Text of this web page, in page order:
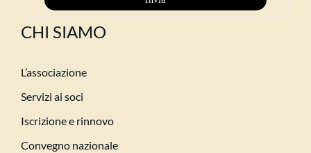
CHI SIAMO
L’associazione
Servizi ai soci
Iscrizione e rinnovo
Convegno nazionale